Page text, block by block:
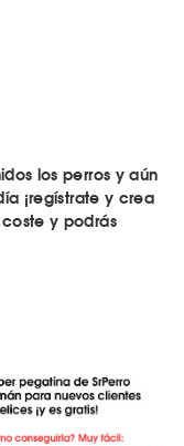
los perros y aún
¡regístrate y crea
y podrás